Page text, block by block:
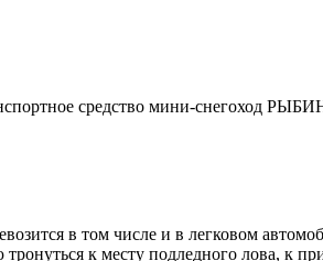
средство мини-снегоход
в том числе и в легковом
к месту подледного лова, к